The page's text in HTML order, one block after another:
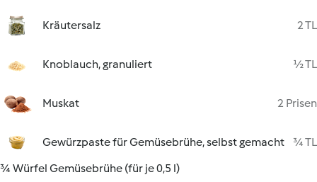
Kräutersalz 2 TL
Knoblauch, granuliert ½ TL
Muskat 2 Prisen
Gewürzpaste für Gemüsebrühe, selbst gemacht
¾ TL
¾ Würfel Gemüsebrühe (für je 0,5 l)